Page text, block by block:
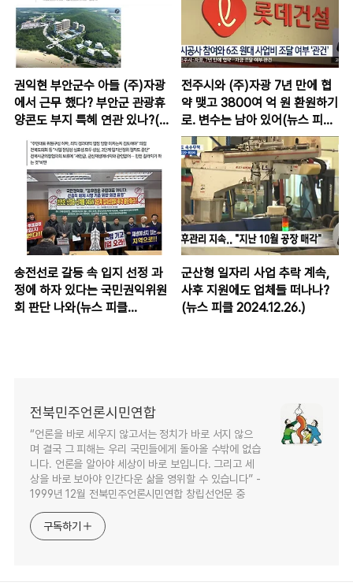
권익현 부안군수 아들 (주)자광
에서 근무 했다? 부안군 관광휴
양콘도 부지 특혜 연관 있나?(뉴
스 피클 2025.01.13.)
전주시와 (주)자광 7년 만에 협
약 맺고 3800여 억 원 환원하기
로. 변수는 남아 있어(뉴스 피클
2024.12.31.)
송전선로 갈등 속 입지 선정 과
정에 하자 있다는 국민권익위원
회 판단 나와(뉴스 피클
군산형 일자리 사업 추락 계속,
사후 지원에도 업체들 떠나나?
(뉴스 피클 2024.12.26.)
전북민주언론시민연합
“언론을 바로 세우지 않고서는 정치가 바로 서지 않으
며 결국 그 피해는 우리 국민들에게 돌아올 수밖에 없습
니다. 언론을 알아야 세상이 바로 보입니다. 그리고 세
상을 바로 보아야 인간다운 삶을 영위할 수 있습니다” -
1999년 12월 전북민주언론시민연합 창립선언문 중
구독하기